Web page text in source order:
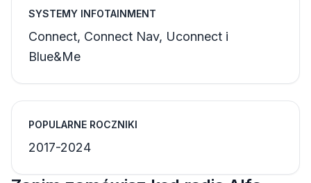
SYSTEMY INFOTAINMENT
Connect, Connect Nav, Uconnect i
Blue&Me
POPULARNE ROCZNIKI
2017-2024